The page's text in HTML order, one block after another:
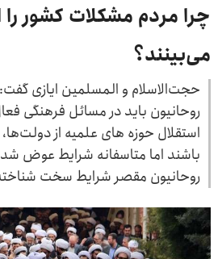
چرا مردم مشکلات کشور
می‌بینند؟
حجت‌الاسلام و المسلمین ایازی گفت:
روحانیون باید در مسائل فرهنگی
استقلال حوزه های علمیه از
باشند اما متاسفانه شرایط عوض شد
روحانیون مقصر شرایط سخت